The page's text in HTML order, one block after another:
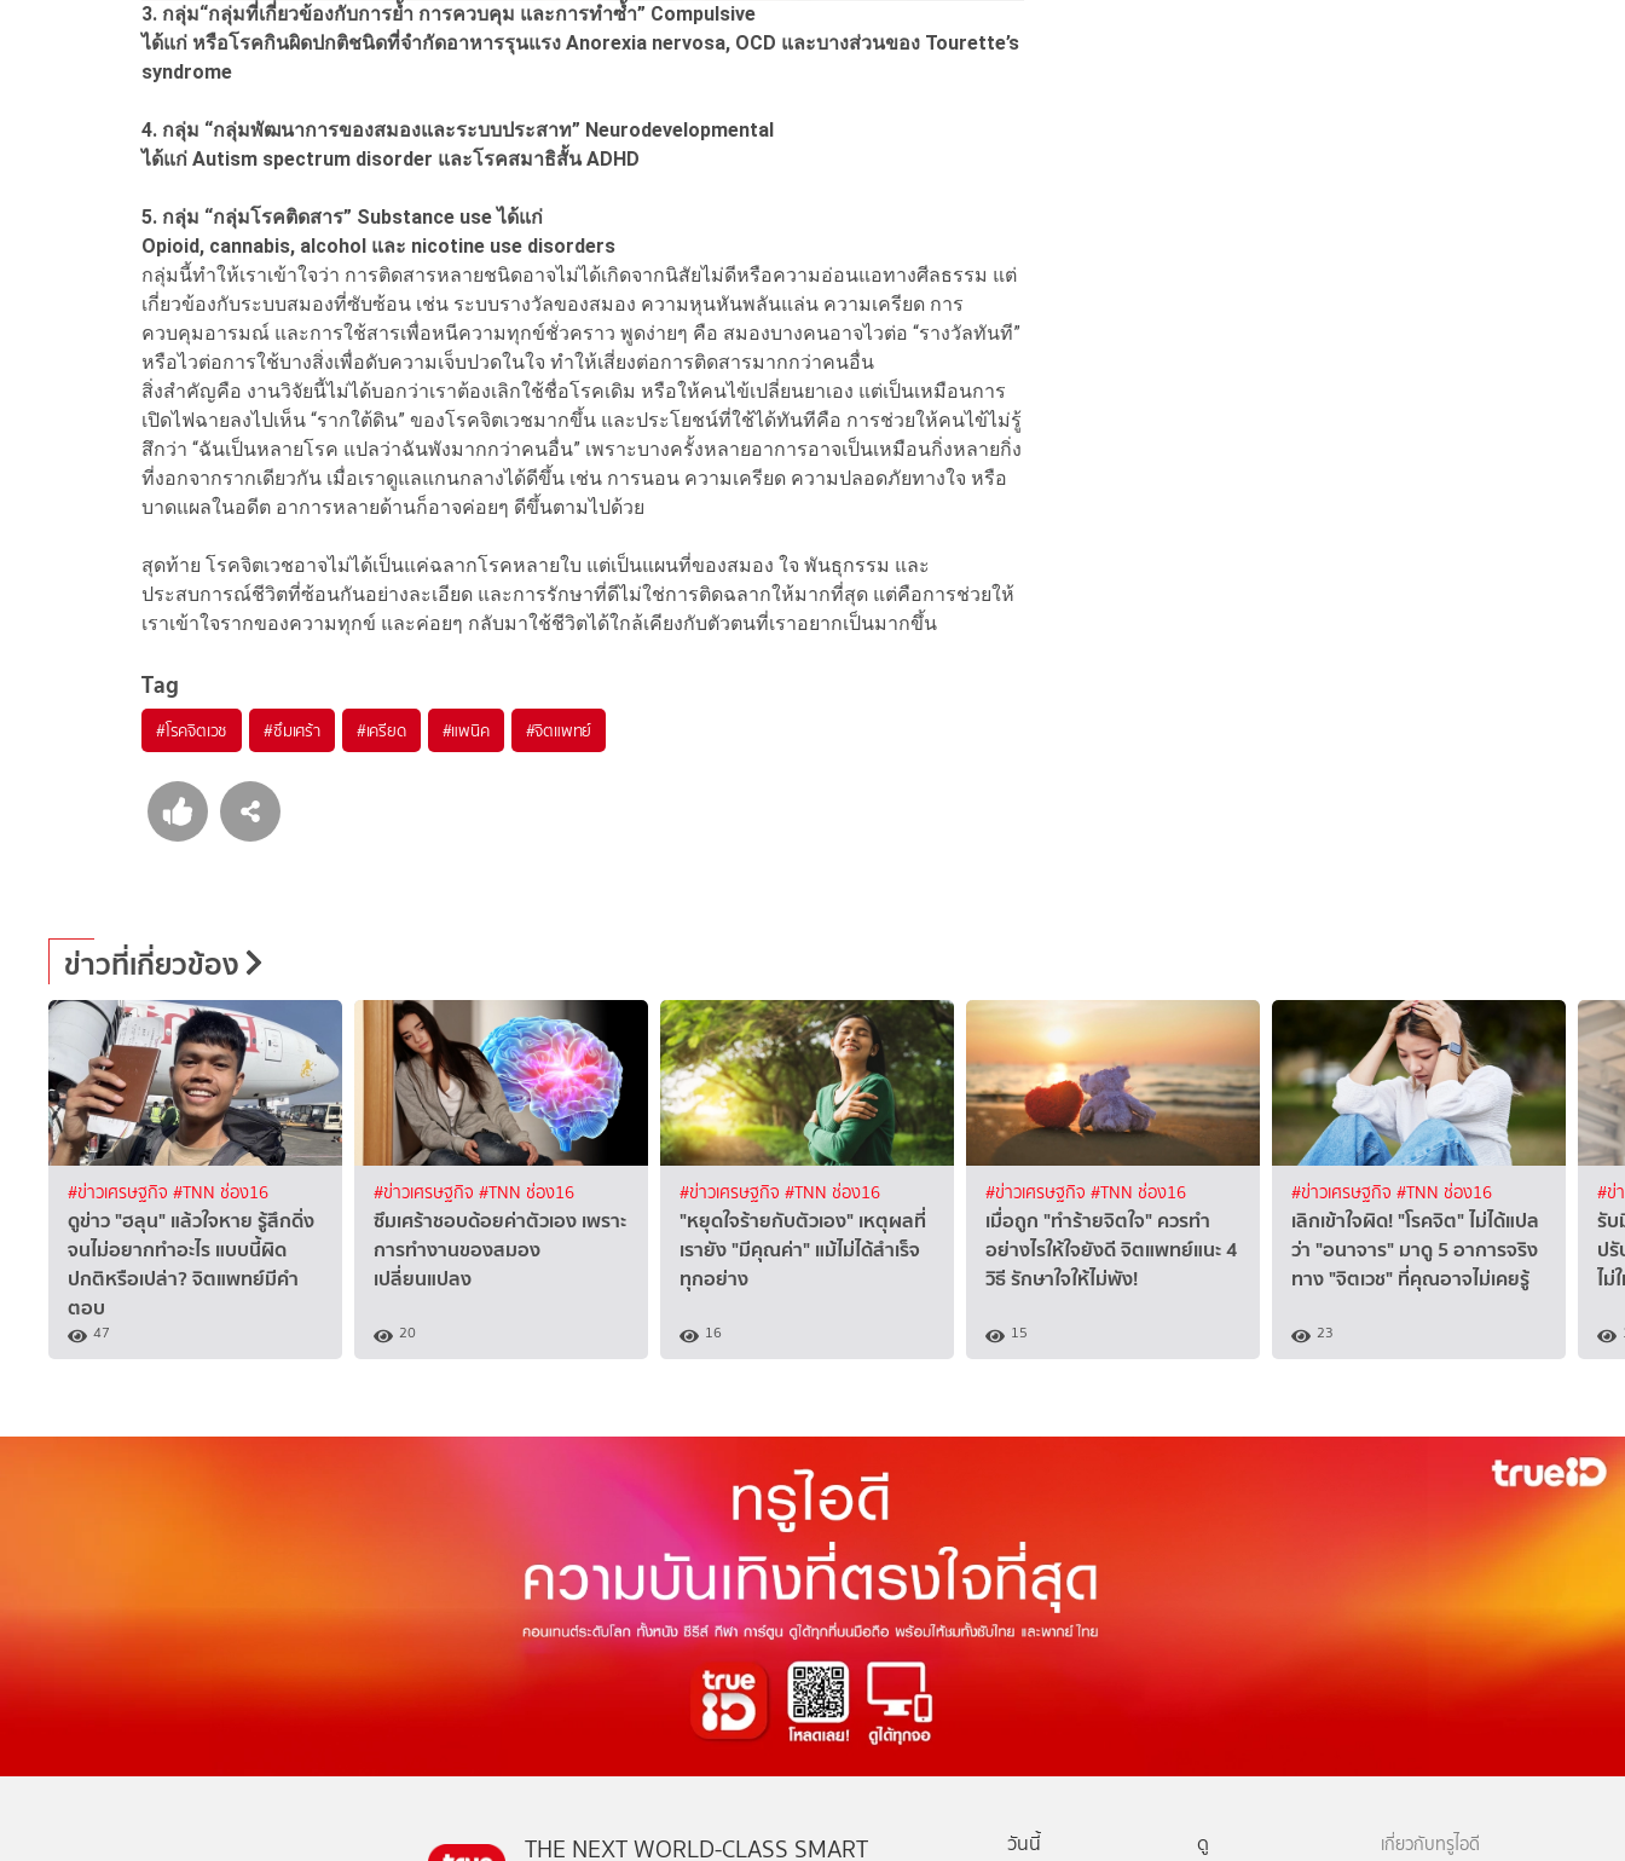
3. กลุ่ม“กลุ่มที่เกี่ยวข้องกับการย้ำ การควบคุม และการทำซ้ำ” Compulsive
ได้แก่ หรือโรคกินผิดปกติชนิดที่จำกัดอาหารรุนแรง Anorexia nervosa, OCD และบางส่วนของ Tourette’s
syndrome
4. กลุ่ม “กลุ่มพัฒนาการของสมองและระบบประสาท” Neurodevelopmental
ได้แก่ Autism spectrum disorder และโรคสมาธิสั้น ADHD
5. กลุ่ม “กลุ่มโรคติดสาร” Substance use ได้แก่
Opioid, cannabis, alcohol และ nicotine use disorders
กลุ่มนี้ทำให้เราเข้าใจว่า การติดสารหลายชนิดอาจไม่ได้เกิดจากนิสัยไม่ดีหรือความอ่อนแอทางศีลธรรม แต่
เกี่ยวข้องกับระบบสมองที่ซับซ้อน เช่น ระบบรางวัลของสมอง ความหุนหันพลันแล่น ความเครียด การ
ควบคุมอารมณ์ และการใช้สารเพื่อหนีความทุกข์ชั่วคราว พูดง่ายๆ คือ สมองบางคนอาจไวต่อ “รางวัลทันที”
หรือไวต่อการใช้บางสิ่งเพื่อดับความเจ็บปวดในใจ ทำให้เสี่ยงต่อการติดสารมากกว่าคนอื่น
สิ่งสำคัญคือ งานวิจัยนี้ไม่ได้บอกว่าเราต้องเลิกใช้ชื่อโรคเดิม หรือให้คนไข้เปลี่ยนยาเอง แต่เป็นเหมือนการ
เปิดไฟฉายลงไปเห็น “รากใต้ดิน” ของโรคจิตเวชมากขึ้น และประโยชน์ที่ใช้ได้ทันทีคือ การช่วยให้คนไข้ไม่รู้
สึกว่า “ฉันเป็นหลายโรค แปลว่าฉันพังมากกว่าคนอื่น” เพราะบางครั้งหลายอาการอาจเป็นเหมือนกิ่งหลายกิ่ง
ที่งอกจากรากเดียวกัน เมื่อเราดูแลแกนกลางได้ดีขึ้น เช่น การนอน ความเครียด ความปลอดภัยทางใจ หรือ
บาดแผลในอดีต อาการหลายด้านก็อาจค่อยๆ ดีขึ้นตามไปด้วย
สุดท้าย โรคจิตเวชอาจไม่ได้เป็นแค่ฉลากโรคหลายใบ แต่เป็นแผนที่ของสมอง ใจ พันธุกรรม และ
ประสบการณ์ชีวิตที่ซ้อนกันอย่างละเอียด และการรักษาที่ดีไม่ใช่การติดฉลากให้มากที่สุด แต่คือการช่วยให้
เราเข้าใจรากของความทุกข์ และค่อยๆ กลับมาใช้ชีวิตได้ใกล้เคียงกับตัวตนที่เราอยากเป็นมากขึ้น
Tag
#โรคจิตเวช #ซึมเศร้า #เครียด #แพนิค #จิตแพทย์
ข่าวที่เกี่ยวข้อง
#ข่าวเศรษฐกิจ #TNN ช่อง16
ดูข่าว "ฮลุน" แล้วใจหาย รู้สึกดิ่ง
จนไม่อยากทำอะไร แบบนี้ผิด
ปกติหรือเปล่า? จิตแพทย์มีคำ
ตอบ
47
#ข่าวเศรษฐกิจ #TNN ช่อง16
ซึมเศร้าชอบด้อยค่าตัวเอง เพราะ
การทำงานของสมอง
เปลี่ยนแปลง
20
#ข่าวเศรษฐกิจ #TNN ช่อง16
"หยุดใจร้ายกับตัวเอง" เหตุผลที่
เรายัง "มีคุณค่า" แม้ไม่ได้สำเร็จ
ทุกอย่าง
16
#ข่าวเศรษฐกิจ #TNN ช่อง16
เมื่อถูก "ทำร้ายจิตใจ" ควรทำ
อย่างไรให้ใจยังดี จิตแพทย์แนะ 4
วิธี รักษาใจให้ไม่พัง!
15
#ข่าวเศรษฐกิจ #TNN ช่อง16
เลิกเข้าใจผิด! "โรคจิต" ไม่ได้แปล
ว่า "อนาจาร" มาดู 5 อาการจริง
ทาง "จิตเวช" ที่คุณอาจไม่เคยรู้
23
#ข่
รั
ป
ไม่
THE NEXT WORLD-CLASS SMART วันนี้ ดู เกี่ยวกับทรูไอดี